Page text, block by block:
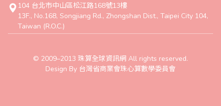
104 台北市中山區松江路168號13樓
13F., No.168, Songjiang Rd., Zhongshan Dist., Taipei City 104,
Taiwan (R.O.C.)
© 2009–2013 珠算全球資訊網 All rights reserved.
Design By 台灣省商業會珠心算數學委員會